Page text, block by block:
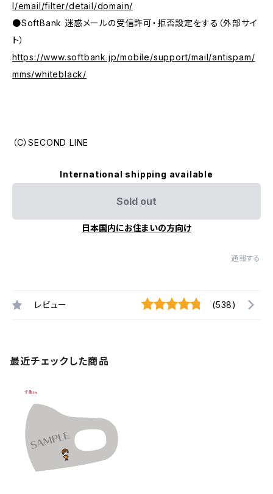
l/email/filter/detail/domain/
●SoftBank 迷惑メールの受信許可・拒否設定をする（外部サイ
ト）
https://www.softbank.jp/mobile/support/mail/antispam/
mms/whiteblack/
（C）SECOND LINE
International shipping available
Sold out
日本国内にお住まいの方向け
通報する
レビュー (538)
最近チェックした商品